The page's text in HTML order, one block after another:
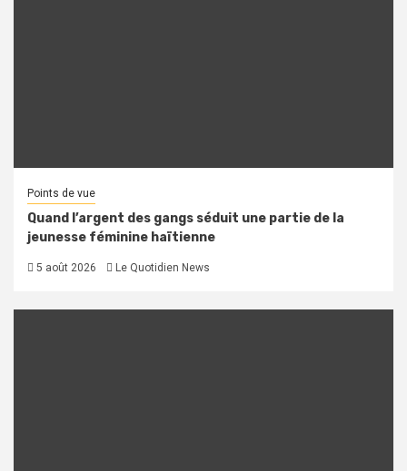
Points de vue
Quand l’argent des gangs séduit une partie de la
jeunesse féminine haïtienne
5 août 2026 Le Quotidien News